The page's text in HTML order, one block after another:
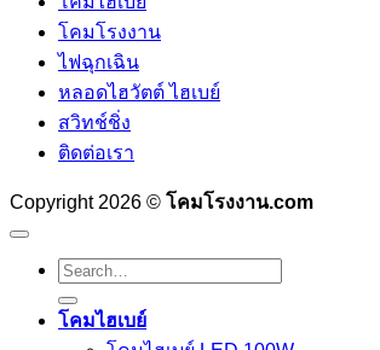
โคมโรงงาน
ไฟฉุกเฉิน
หลอดไฮวัตต์ ไฮเบย์
สวิทช์ชิ่ง
ติดต่อเรา
Copyright 2026 © โคมโรงงาน.com
Search
for:
โคมไฮเบย์